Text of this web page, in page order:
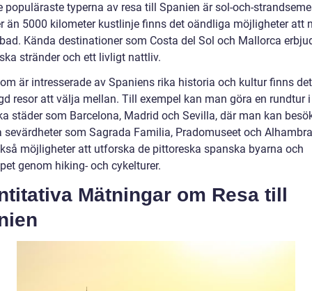
populäraste typerna av resa till Spanien är sol-och-
än 5000 kilometer kustlinje finns det oändliga möjligheter att
Kända destinationer som Costa del Sol och Mallorca
stränder och ett livligt nattliv.
är intresserade av Spaniens rika historia och kultur finns
resor att välja mellan. Till exempel kan man göra en rundtur
städer som Barcelona, Madrid och Sevilla, där man kan
sevärdheter som Sagrada Familia, Pradomuseet och
möjligheter att utforska de pittoreska spanska byarna och
genom hiking- och cykelturer.
Mätningar om Resa till